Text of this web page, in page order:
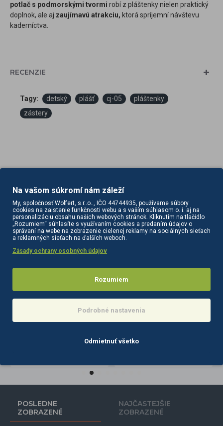
potlač s podmorskými tvormi robí z pláštenky nielen praktický
doplnok, ale aj zaujímavú atrakciu, ktorá spríjemní návštevu
kaderníctva.
RECENZIE
Tagy: detský plášť cj-05
pláštenky
zástery
PODOBNÉ PRODUKTY SÚVISIACE PRODUKTY
Barberska zástera BB-04 Barberska zástera BB-05
10,70€
POSLEDNE
ZOBRAZENÉ
NAJČASTEJŠIE
ZOBRAZENÉ
Na vašom súkromí nám záleží
My, spoločnosť Wolfert, s.r..o.., IČO 44744935, používame súbory
cookies na zaistenie funkčnosti webu a s vaším súhlasom o. i. aj na
personalizáciu obsahu našich webových stránok. Kliknutím na tlačidlo
„Rozumiem“ súhlasíte s využívaním cookies a predaním údajov o
správaní na webe na zobrazenie cielenej reklamy na sociálnych sieťach
a reklamných sieťach na ďalších weboch.
Zásady ochrany osobných údajov
Rozumiem
Podrobné nastavenia
Odmietnuť všetko